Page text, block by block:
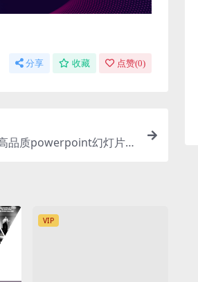
分享 收藏 点赞(0)
品质powerpoint幻灯片演
VIP